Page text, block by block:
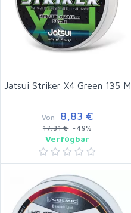
Jatsui Striker X4 Green 135 M
Von 8,83 €
17,31 €-49%
Verfügbar